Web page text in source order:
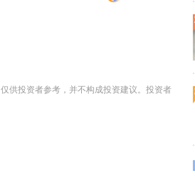
供投资者参考，并不构成投资建议。投资者